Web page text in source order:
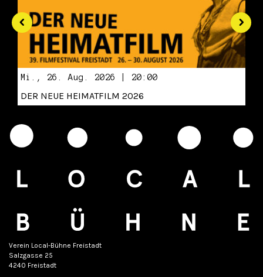
Mi., 26. Aug. 2026 | 20:00
DER NEUE HEIMATFILM 2026
Verein Local-Bühne Freistadt
Salzgasse 25
4240 Freistadt